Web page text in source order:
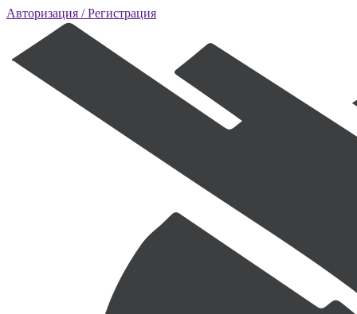
Авторизация / Регистрация